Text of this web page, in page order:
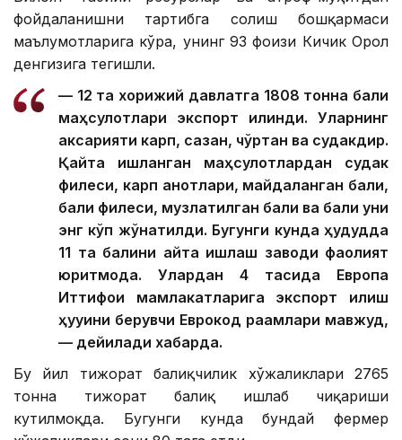
фойдаланишни тартибга солиш бошқармаси
маълумотларига кўра, унинг 93 фоизи Кичик Орол
денгизига тегишли.
— 12 та хорижий давлатга 1808 тонна балиқ
маҳсулотлари экспорт қилинди. Уларнинг
аксарияти карп, сазан, чўртан ва судакдир.
Қайта ишланган маҳсулотлардан судак
филеси, карп қанотлари, майдаланган балиқ,
балиқ филеси, музлатилган балиқ ва балиқ уни
энг кўп жўнатилди. Бугунги кунда ҳудудда
11 та балиқни қайта ишлаш заводи фаолият
юритмоқда. Улардан 4 тасида Европа
Иттифоқи мамлакатларига экспорт қилиш
ҳуқуқини берувчи Еврокод рақамлари мавжуд,
— дейилади хабарда.
Бу йил тижорат балиқчилик хўжаликлари 2765
тонна тижорат балиқ ишлаб чиқариши
кутилмоқда. Бугунги кунда бундай фермер